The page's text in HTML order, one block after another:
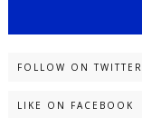
FOLLOW ON TWITTER
LIKE ON FACEBOOK